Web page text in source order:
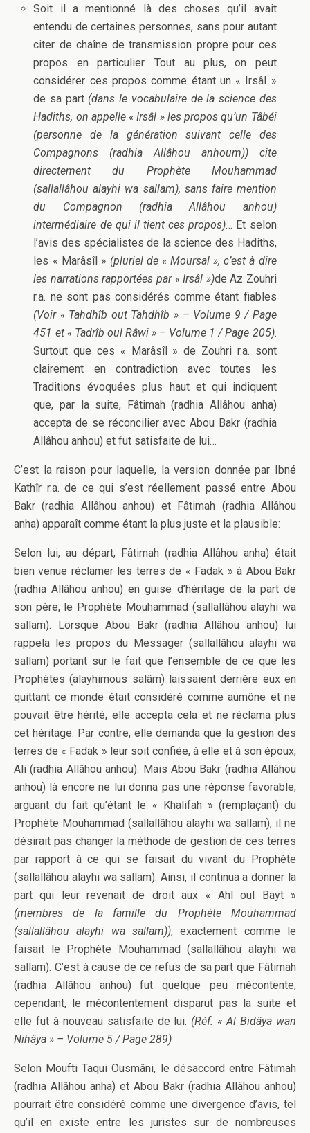
Soit il a mentionné là des choses qu’il avait
entendu de certaines personnes, sans pour autant
citer de chaîne de transmission propre pour ces
propos en particulier. Tout au plus, on peut
considérer ces propos comme étant un « Irsâl »
de sa part (dans le vocabulaire de la science des
Hadiths, on appelle « Irsâl » les propos qu’un Tâbéi
(personne de la génération suivant celle des
Compagnons (radhia Allâhou anhoum)) cite
directement du Prophète Mouhammad
(sallallâhou alayhi wa sallam), sans faire mention
du Compagnon (radhia Allâhou anhou)
intermédiaire de qui il tient ces propos)… Et selon
l’avis des spécialistes de la science des Hadiths,
les « Marâsîl » (pluriel de « Moursal », c’est à dire
les narrations rapportées par « Irsâl »)de Az Zouhri
r.a. ne sont pas considérés comme étant fiables
(Voir « Tahdhîb out Tahdhîb » – Volume 9 / Page
451 et « Tadrîb oul Râwi » – Volume 1 / Page 205).
Surtout que ces « Marâsîl » de Zouhri r.a. sont
clairement en contradiction avec toutes les
Traditions évoquées plus haut et qui indiquent
que, par la suite, Fâtimah (radhia Allâhou anha)
accepta de se réconcilier avec Abou Bakr (radhia
Allâhou anhou) et fut satisfaite de lui…
C’est la raison pour laquelle, la version donnée par Ibné
Kathîr r.a. de ce qui s’est réellement passé entre Abou
Bakr (radhia Allâhou anhou) et Fâtimah (radhia Allâhou
anha) apparaît comme étant la plus juste et la plausible:
Selon lui, au départ, Fâtimah (radhia Allâhou anha) était
bien venue réclamer les terres de « Fadak » à Abou Bakr
(radhia Allâhou anhou) en guise d’héritage de la part de
son père, le Prophète Mouhammad (sallallâhou alayhi wa
sallam). Lorsque Abou Bakr (radhia Allâhou anhou) lui
rappela les propos du Messager (sallallâhou alayhi wa
sallam) portant sur le fait que l’ensemble de ce que les
Prophètes (alayhimous salâm) laissaient derrière eux en
quittant ce monde était considéré comme aumône et ne
pouvait être hérité, elle accepta cela et ne réclama plus
cet héritage. Par contre, elle demanda que la gestion des
terres de « Fadak » leur soit confiée, à elle et à son époux,
Ali (radhia Allâhou anhou). Mais Abou Bakr (radhia Allâhou
anhou) là encore ne lui donna pas une réponse favorable,
arguant du fait qu’étant le « Khalifah » (remplaçant) du
Prophète Mouhammad (sallallâhou alayhi wa sallam), il ne
désirait pas changer la méthode de gestion de ces terres
par rapport à ce qui se faisait du vivant du Prophète
(sallallâhou alayhi wa sallam): Ainsi, il continua a donner la
part qui leur revenait de droit aux « Ahl oul Bayt »
(membres de la famille du Prophète Mouhammad
(sallallâhou alayhi wa sallam)), exactement comme le
faisait le Prophète Mouhammad (sallallâhou alayhi wa
sallam). C’est à cause de ce refus de sa part que Fâtimah
(radhia Allâhou anhou) fut quelque peu mécontente;
cependant, le mécontentement disparut pas la suite et
elle fut à nouveau satisfaite de lui. (Réf: « Al Bidâya wan
Nihâya » – Volume 5 / Page 289)
Selon Moufti Taqui Ousmâni, le désaccord entre Fâtimah
(radhia Allâhou anha) et Abou Bakr (radhia Allâhou anhou)
pourrait être considéré comme une divergence d’avis, tel
qu’il en existe entre les juristes sur de nombreuses